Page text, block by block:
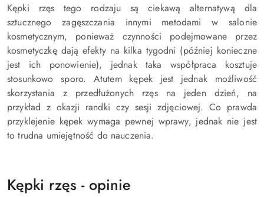
Kępki rzęs tego rodzaju są ciekawą alternatywą dla
sztucznego zagęszczania innymi metodami w salonie
kosmetycznym, ponieważ czynności podejmowane przez
kosmetyczkę dają efekty na kilka tygodni (później konieczne
jest ich ponowienie), jednak taka współpraca kosztuje
stosunkowo sporo. Atutem kępek jest jednak możliwość
skorzystania z przedłużonych rzęs na jeden dzień, na
przykład z okazji randki czy sesji zdjęciowej. Co prawda
przyklejenie kępek wymaga pewnej wprawy, jednak nie jest
to trudna umiejętność do nauczenia.
Kępki rzęs - opinie